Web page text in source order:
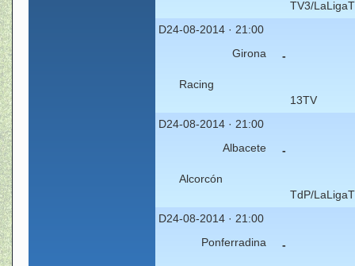
TV3/
D24-08-2014 · 21:00
Girona
-
Racing
13TV
D24-08-2014 · 21:00
Albacete
-
Alcorcón
TdP/
D24-08-2014 · 21:00
Ponferradina
-